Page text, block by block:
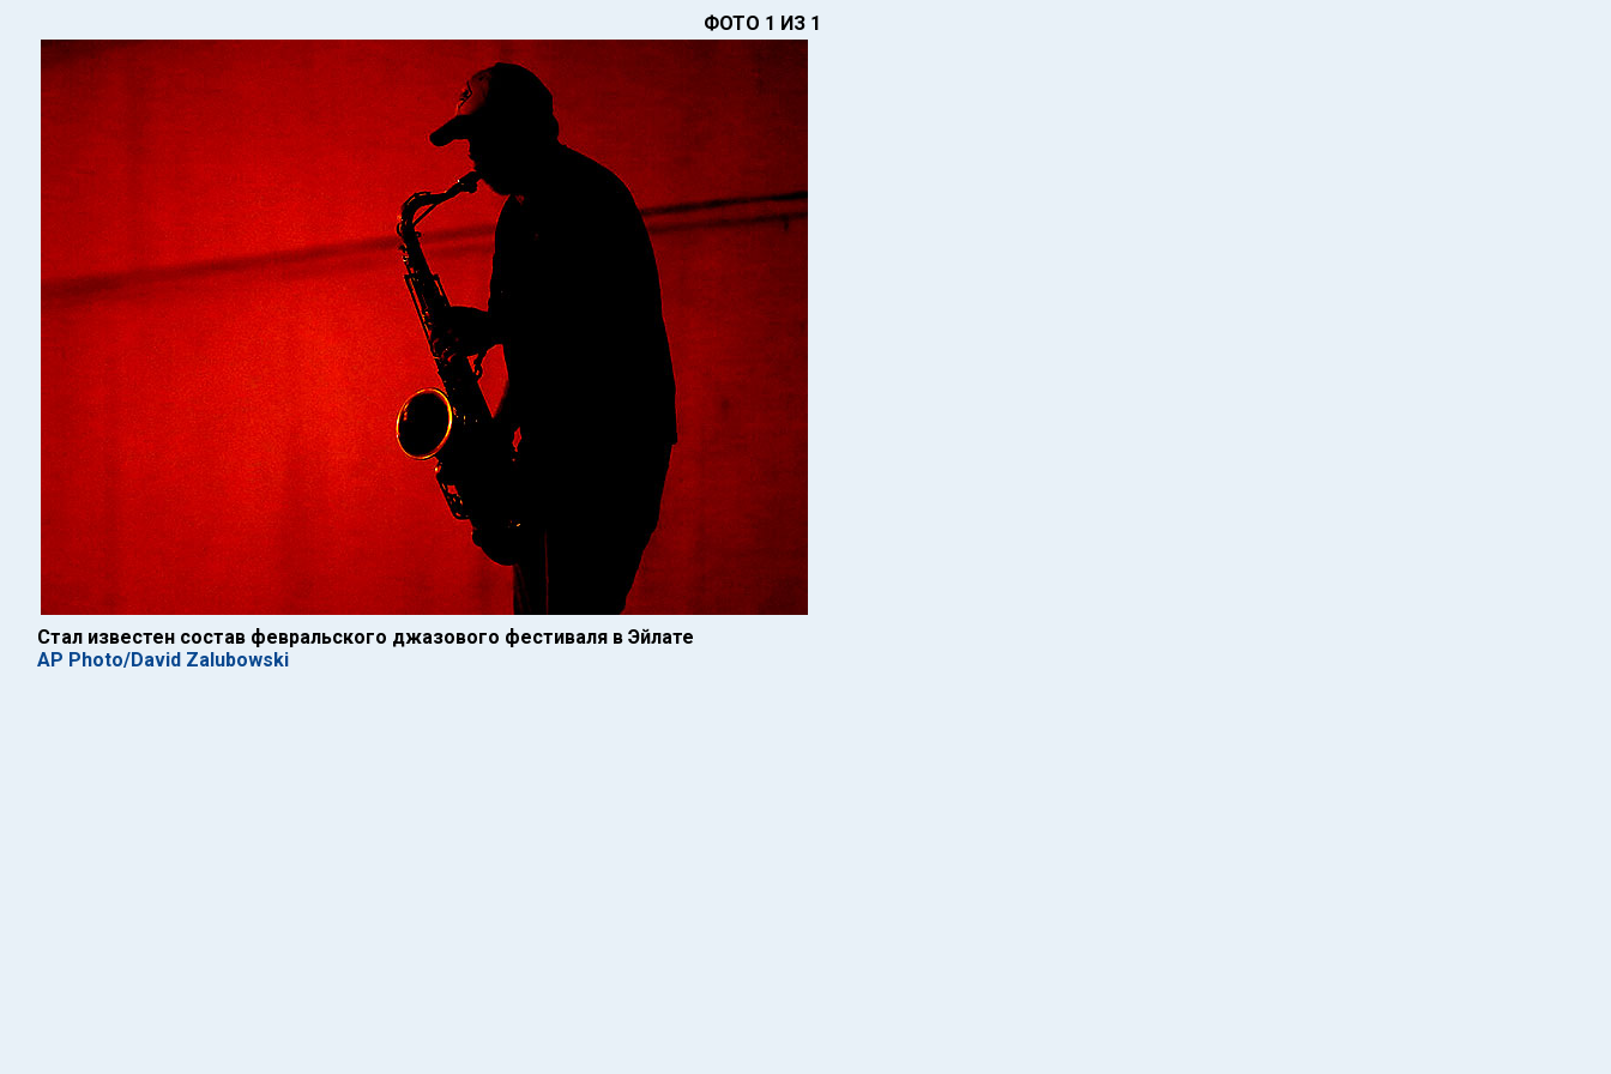
ФОТО 1 ИЗ 1
Стал известен состав февральского джазового фестиваля в Эйлате
AP Photo/David Zalubowski